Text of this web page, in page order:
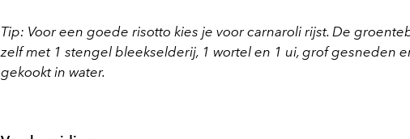
Tip: Voor een goede risotto kies je voor carnaroli rijst. De
zelf met 1 stengel bleekselderij, 1 wortel en 1 ui, grof gesneden
gekookt in water.